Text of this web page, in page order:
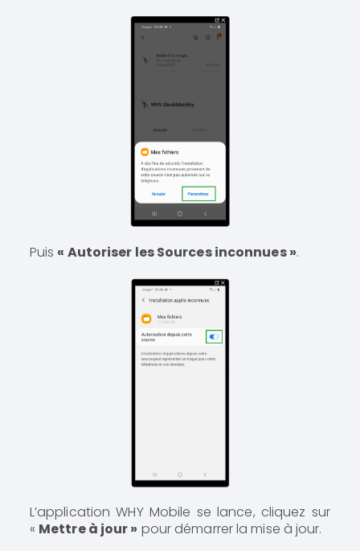
Puis « Autoriser les Sources inconnues ».
L’application WHY Mobile se lance, cliquez sur
« Mettre à jour » pour démarrer la mise à jour.